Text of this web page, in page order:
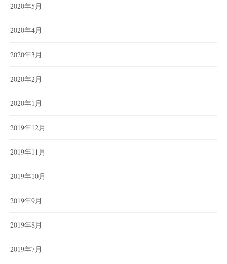
2020年5月
2020年4月
2020年3月
2020年2月
2020年1月
2019年12月
2019年11月
2019年10月
2019年9月
2019年8月
2019年7月